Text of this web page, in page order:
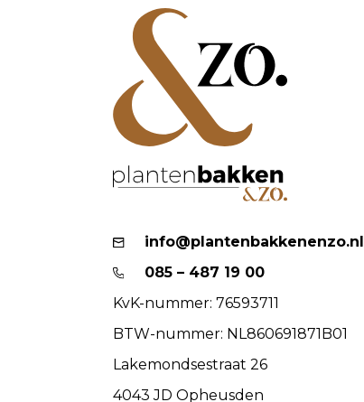
info@plantenbakkenenzo.nl
085 – 487 19 00
KvK-nummer: 76593711
BTW-nummer: NL860691871B01
Lakemondsestraat 26
4043 JD Opheusden